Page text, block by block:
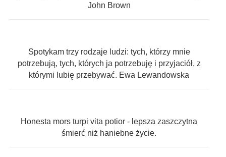
John Brown
Spotykam trzy rodzaje ludzi: tych, którzy mnie
potrzebują, tych, których ja potrzebuję i przyjaciół, z
którymi lubię przebywać. Ewa Lewandowska
Honesta mors turpi vita potior - lepsza zaszczytna
śmierć niż haniebne życie.